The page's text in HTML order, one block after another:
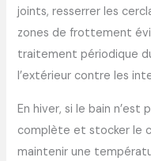
joints, resserrer les
zones de frottement
traitement périodique
l’extérieur contre les
En hiver, si le bain n’est
complète et stocker le
maintenir une